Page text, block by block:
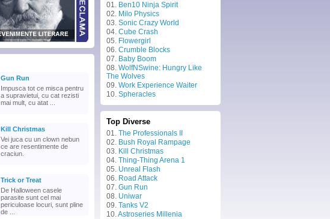
Gun Run
Impusca tot ce misca pentru
a supravietui, cu cat rezisti
mai mult, cu atat ...
Kill Christmas
Vei juca cu un clown nebun
ce are resentimente de
craciun.
Trick or Treat
De Halloween casele
parasite sunt cel mai
periculoase locuri, sunt pline
de ...
01. Ben10 Ninja Spirit
02. Milo Physics
03. Sonic Crazy World
04. Cube Crash
05. Flowergirl
06. Crumble Blocks
07. Baby Boom
08. WolfNSwine: Hungry Like
The Wolves
09. Work Experience Waiter
10. Spheracles
Top Diverse
01. The Professionals II
02. Bush Royal Rampage
03. Kill Christmas
04. Thing-Thing Arena 1
05. Unreal Flash
06. Road Attack
07. Gun Run
08. Uniwar
09. Tanks V2
10.Astroseries Millenia